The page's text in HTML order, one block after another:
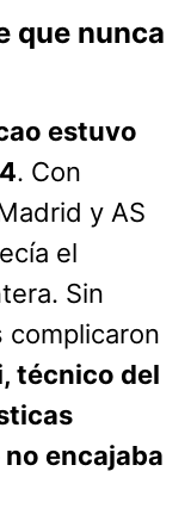
que nunca
estuvo
. Con
y AS
el
Sin
técnico del
encajaba